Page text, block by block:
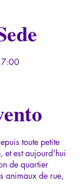
toute petite
et est aujourd'hui
de quartier
animaux de rue,